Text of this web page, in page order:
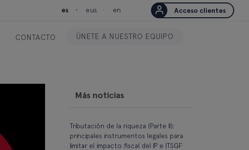
es eus en Acceso clientes
CONTACTO ÚNETE A NUESTRO EQUIPO
Más noticias
Tributación de la riqueza (Parte II):
principales instrumentos legales para
limitar el impacto fiscal del IP e ITSGF